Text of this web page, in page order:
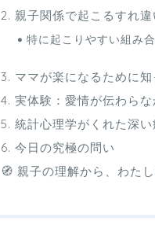
2. 親子関係で起こるすれ違
特に起こりやすい組み
3. ママが楽になるために
4. 実体験：愛情が伝わら
5. 統計心理学がくれた深い
6. 今日の究極の問い
🧭 親子の理解から、わた